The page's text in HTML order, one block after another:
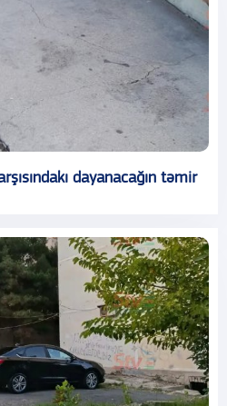
dayanacağın təmir